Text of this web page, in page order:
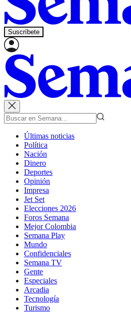
Suscríbete
Últimas noticias
Política
Nación
Dinero
Deportes
Opinión
Impresa
Jet Set
Elecciones 2026
Foros Semana
Mejor Colombia
Semana Play
Mundo
Confidenciales
Semana TV
Gente
Especiales
Arcadia
Tecnología
Turismo